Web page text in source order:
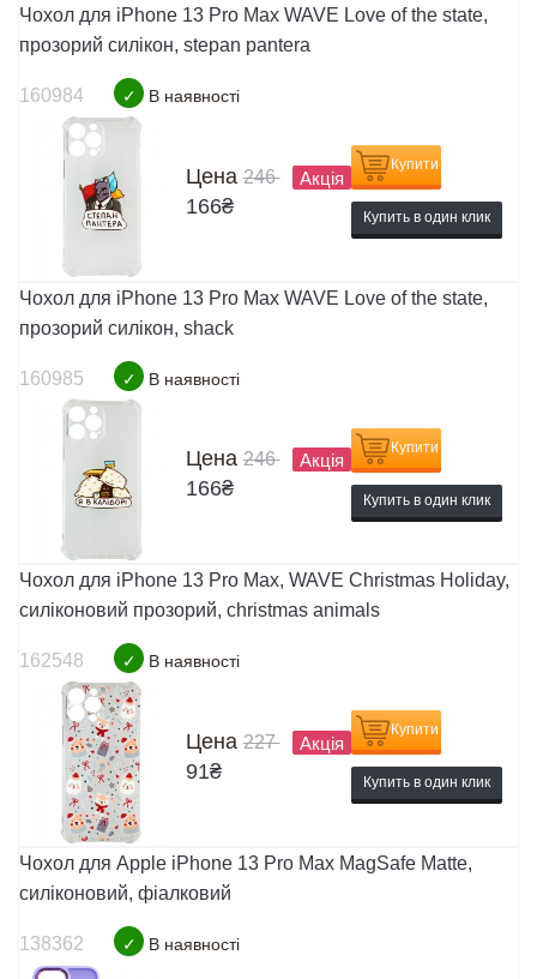
Чохол для iPhone 13 Pro Max WAVE Love of the state,
прозорий силікон, stepan pantera
160984 ✓ В наявності
Цена246 Акція
166₴
Купити
Купить в один клик
Чохол для iPhone 13 Pro Max WAVE Love of the state,
прозорий силікон, shack
160985 ✓ В наявності
Цена246 Акція
166₴
Купити
Купить в один клик
Чохол для iPhone 13 Pro Max, WAVE Christmas Holiday,
силіконовий прозорий, christmas animals
162548 ✓ В наявності
Цена227 Акція
91₴
Купити
Купить в один клик
Чохол для Apple iPhone 13 Pro Max MagSafe Matte,
силіконовий, фіалковий
138362 ✓ В наявності